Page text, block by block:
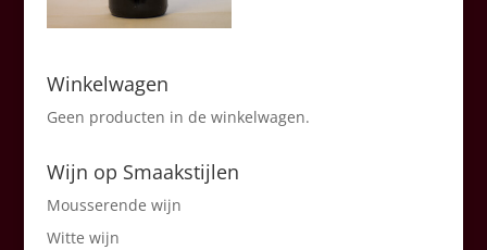
Winkelwagen
Geen producten in de winkelwagen.
Wijn op Smaakstijlen
Mousserende wijn
Witte wijn